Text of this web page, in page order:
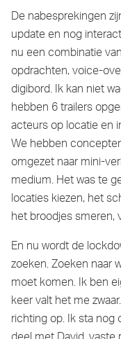
De nabesprekingen
update en nog
nu een combinatie
opdrachten, voice-
digibord. Ik kan niet
hebben 6 trailers
acteurs op locatie en
We hebben
omgezet naar mini-
medium. Het was te
locaties kiezen, het
het broodjes
En nu wordt de
zoeken. Zoeken naar
moet komen. Ik ben
keer valt het me
richting op. Ik sta